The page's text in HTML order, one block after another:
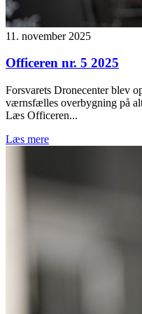
11. november 2025
Officeren nr. 5 2025
Forsvarets Dronecenter blev
værnsfælles overbygning på
Læs Officeren...
Læs mere